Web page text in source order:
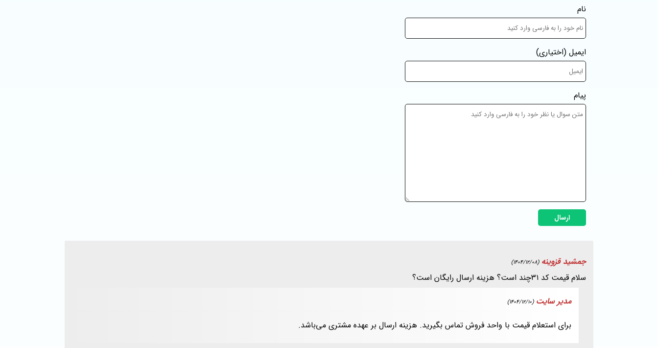
نام
ایمیل (اختیاری)
پیام
ارسال
جمشید قزوینه (1404/12/08)
سلام قیمت کد ۳۱چند است؟ هزینه ارسال رایگان است؟
مدیر سایت (1404/12/10)
برای استعلام قیمت با واحد فروش تماس بگیرید. هزینه ارسال بر عهده مشتری می‌باشد.